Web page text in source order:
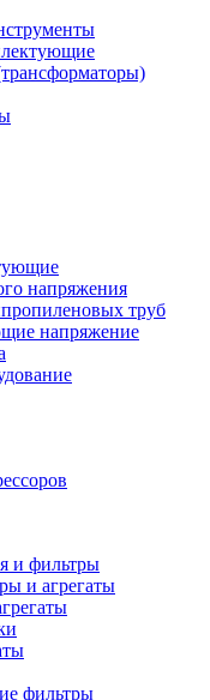
напряжения
труб
напряжение
и фильтры
и агрегаты
фильтры